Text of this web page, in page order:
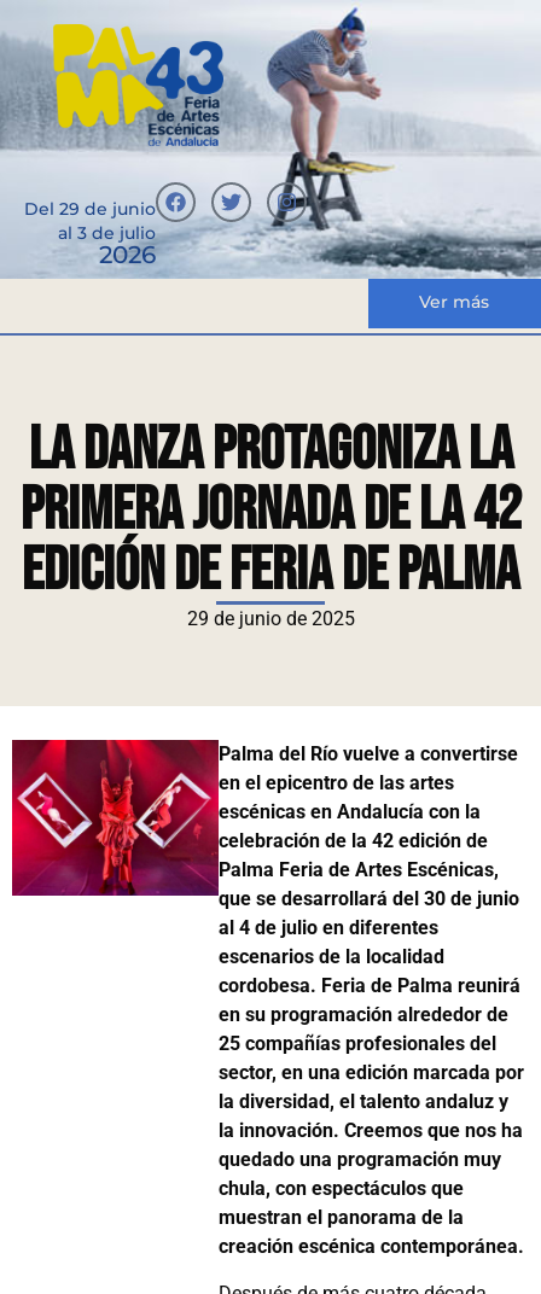
Del 29 de junio
al 3 de julio
2026
Ver más
La danza protagoniza la
primera jornada de la 42
edición de Feria de Palma
29 de junio de 2025
Palma del Río vuelve a convertirse
en el epicentro de las artes
escénicas en Andalucía con la
celebración de la 42 edición de
Palma Feria de Artes Escénicas,
que se desarrollará del 30 de junio
al 4 de julio en diferentes
escenarios de la localidad
cordobesa. Feria de Palma reunirá
en su programación alrededor de
25 compañías profesionales del
sector, en una edición marcada por
la diversidad, el talento andaluz y
la innovación. Creemos que nos ha
quedado una programación muy
chula, con espectáculos que
muestran el panorama de la
creación escénica contemporánea.